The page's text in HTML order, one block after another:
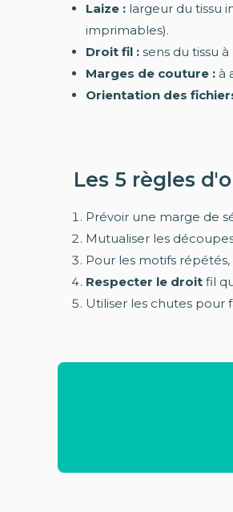
Laize : largeur du tissu
imprimables).
Droit fil : sens du tissu
Marges de couture : à
Orientation des
Les 5 règles
Prévoir une marge de
Mutualiser les
Pour les motifs
Respecter le droit fil
Utiliser les chutes pour